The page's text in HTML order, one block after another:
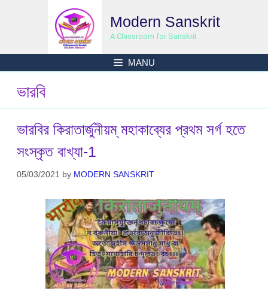
Modern Sanskrit
A Classroom for Sanskrit
MANU
ভারবি
ভারবির কিরাতার্জুনীয়ম্ মহাকাব্যের প্রথম সর্গ হতে
সংস্কৃত বাখ্যা-1
05/03/2021 by MODERN SANSKRIT